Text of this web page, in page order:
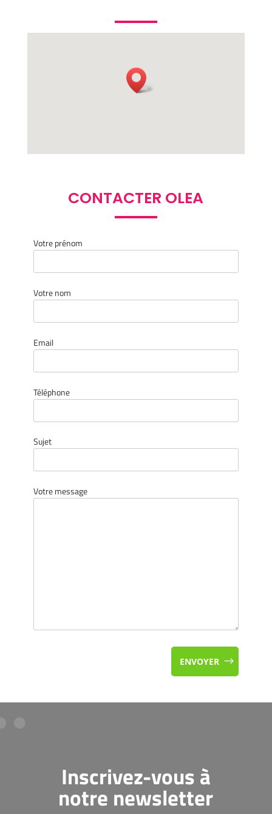
CONTACTER OLEA
Votre prénom
Votre nom
Email
Téléphone
Sujet
Votre message
ENVOYER
Inscrivez-vous à
notre newsletter